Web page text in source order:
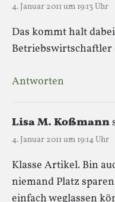
4. Januar 2011 um 19:13 Uhr
Das kommt halt
Betriebswirtschaftler
Antworten
Lisa M. Koßmann
4. Januar 2011 um 19:14 Uhr
Klasse Artikel. Bin
niemand Platz
einfach weglassen